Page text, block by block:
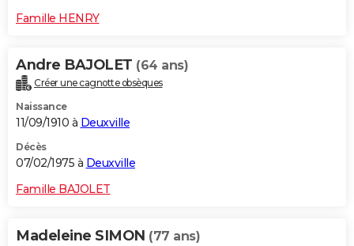
Famille HENRY
Andre BAJOLET (64 ans)
Créer une cagnotte obsèques
Naissance
11/09/1910 à Deuxville
Décès
07/02/1975 à Deuxville
Famille BAJOLET
Madeleine SIMON (77 ans)